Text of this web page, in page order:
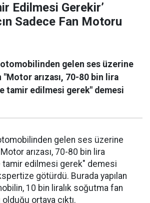
Edilmesi Gerekir’
Sadece Fan Motoru
otomobilinden gelen ses üzerine
arızası, 70-80 bin lira
tamir edilmesi gerek" demesi
gelen ses üzerine
arızası, 70-80 bin lira
tamir edilmesi gerek" demesi
götürdü. Burada yapılan
10 bin liralık soğutma fan
ortaya çıktı.